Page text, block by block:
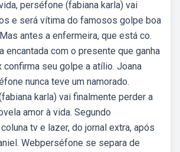
perséfone (fabiana karla) vai
e será vítima do famosos golpe boa
antes a enfermeira, que está co.
encantada com o presente que ganha
confirma seu golpe a atílio. Joana
nunca teve um namorado.
karla) vai finalmente perder a
amor à vida. Segundo
tv e lazer, do jornal extra, após
Webperséfone se separa de